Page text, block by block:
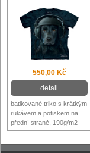
550,00 Kč
detail
batikované triko s krátkým
rukávem a potiskem na
přední straně, 190g/m2